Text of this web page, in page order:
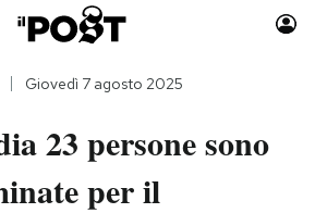
Auto
Giovedì 7 agosto 2025
23 persone sono
per il